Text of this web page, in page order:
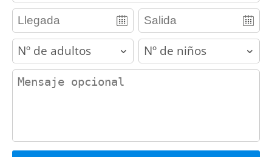
adults children
contact_message